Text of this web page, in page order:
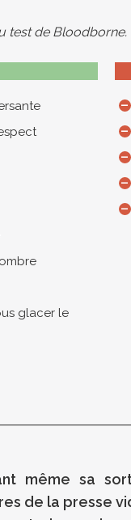
test de Bloodborne.
glacer le
même sa
de la presse